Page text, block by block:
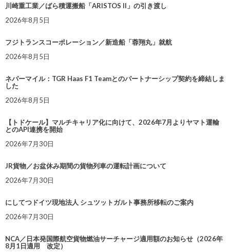
川崎重工業／ばら積運搬船「ARISTOS II」の引き渡し
2026年8月5日
フジトランスコーポレーション／新造船「蓉翔丸」就航
2026年8月5日
ネバーマイル：TGR Haas F1 Teamとのパートナーシップ契約を締結しま
した
2026年8月5日
【トドケール】マルチキャリア化に向けて、2026年7月よりヤマト運輸
とのAPI連携を開始
2026年7月30日
JR貨物／お盆休み期間の貨物列車の運転計画について
2026年7月30日
にしてつドイツ現地法人 シュツットガルト事務所移転のご案内
2026年7月30日
NCA／日本発国際航空貨物燃油サーチャージ適用額のお知らせ（2026年
8月1日適用 改定）